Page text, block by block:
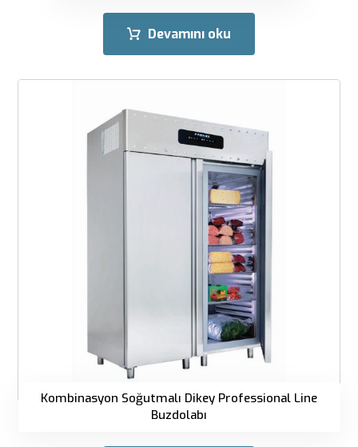
Devamını oku
Kombinasyon Soğutmalı Dikey Professional Line
Buzdolabı